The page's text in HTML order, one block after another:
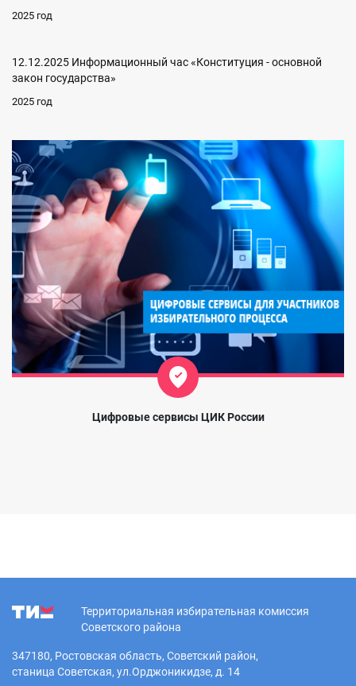
2025 год
12.12.2025 Информационный час «Конституция - основной
закон государства»
2025 год
Цифровые сервисы ЦИК России
Территориальная избирательная комиссия
Советского района
347180, Ростовская область, Советский район,
станица Советская, ул.Орджоникидзе, д. 14